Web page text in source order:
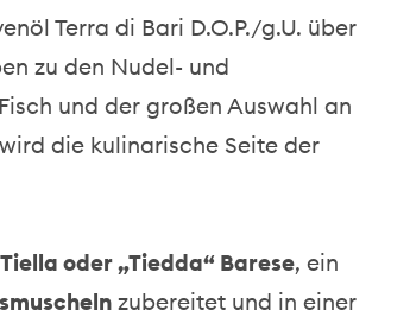
Terra di Bari D.O.P./g.U. über
zu den Nudel- und
und der großen Auswahl an
die kulinarische Seite der
Tiella oder „Tiedda“ Barese, ein
zubereitet und in einer